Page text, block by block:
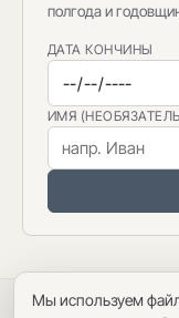
полгода и
ДАТА КОНЧИНЫ
ИМЯ
Политика
Мы используем